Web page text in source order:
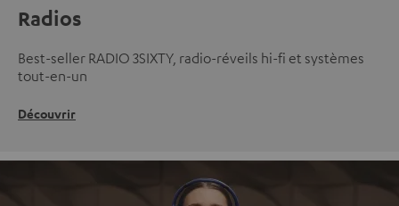
Radios
Best-seller RADIO 3SIXTY, radio-réveils hi-fi et systèmes
tout-en-un
Découvrir